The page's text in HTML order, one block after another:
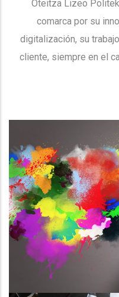
Oteitza Lizeo
comarca por su
digitalización, su
cliente, siempre en el